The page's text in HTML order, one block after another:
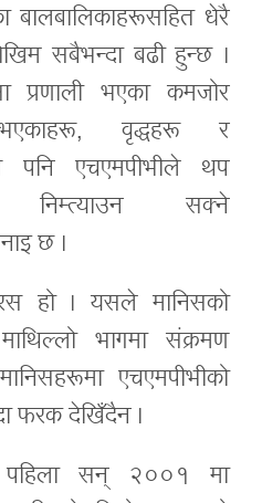
बालबालिकाहरूसहित धेरै
सबैभन्दा बढी हुन्छ ।
प्रणाली भएका कमजोर
भएकाहरू, वृद्धहरू र
पनि एचएमपीभीले थप
सक्ने
छ ।
हो । यसले मानिसको
माथिल्लो भागमा संक्रमण
एचएमपीभीको
फरक देखिँदैन ।
पहिला सन् २००१ मा